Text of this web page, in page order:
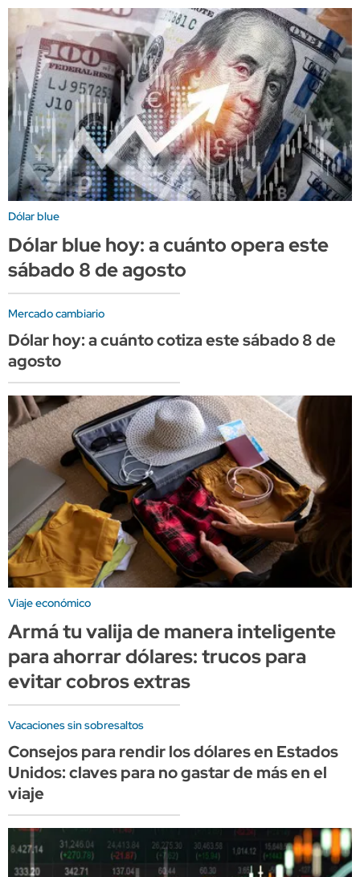
Dólar blue
Dólar blue hoy: a cuánto opera este
sábado 8 de agosto
Mercado cambiario
Dólar hoy: a cuánto cotiza este sábado 8 de
agosto
Viaje económico
Armá tu valija de manera inteligente
para ahorrar dólares: trucos para
evitar cobros extras
Vacaciones sin sobresaltos
Consejos para rendir los dólares en Estados
Unidos: claves para no gastar de más en el
viaje